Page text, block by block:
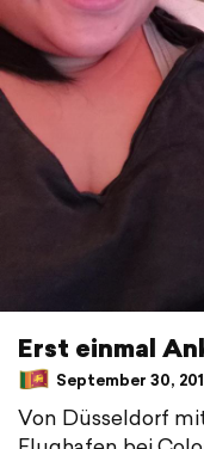
Erst einmal
September 30,
Von Düsseldorf